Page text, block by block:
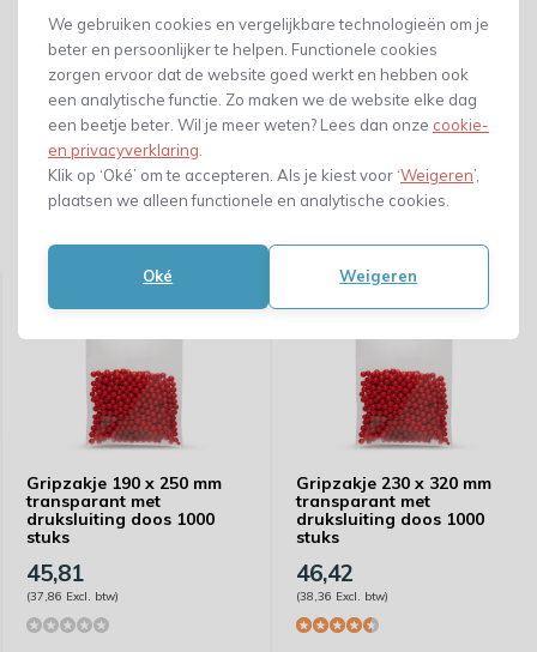
We gebruiken cookies en vergelijkbare technologieën om je
beter en persoonlijker te helpen. Functionele cookies
zorgen ervoor dat de website goed werkt en hebben ook
een analytische functie. Zo maken we de website elke dag
een beetje beter. Wil je meer weten? Lees dan onze cookie-
en privacyverklaring
Klik op ‘Oké’ om te accepteren. Als je kiest voor ‘Weigeren’,
plaatsen we alleen functionele en analytische cookies.
Oké Weigeren
Gerelateerde producten
Gripzakje 190 x 250 mm
transparant met
druksluiting doos 1000
stuks
45,81
(37,86 Excl. btw)
Gripzakje 230 x 320 mm
transparant met
druksluiting doos 1000
stuks
46,42
(38,36 Excl. btw)